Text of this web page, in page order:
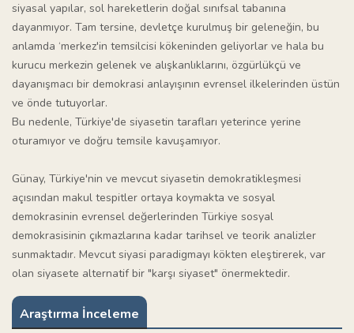
siyasal yapılar, sol hareketlerin doğal sınıfsal tabanına
dayanmıyor. Tam tersine, devletçe kurulmuş bir geleneğin, bu
anlamda ‘merkez'in temsilcisi kökeninden geliyorlar ve hala bu
kurucu merkezin gelenek ve alışkanlıklarını, özgürlükçü ve
dayanışmacı bir demokrasi anlayışının evrensel ilkelerinden üstün
ve önde tutuyorlar.
Bu nedenle, Türkiye'de siyasetin tarafları yeterince yerine
oturamıyor ve doğru temsile kavuşamıyor.
Günay, Türkiye'nin ve mevcut siyasetin demokratikleşmesi
açısından makul tespitler ortaya koymakta ve sosyal
demokrasinin evrensel değerlerinden Türkiye sosyal
demokrasisinin çıkmazlarına kadar tarihsel ve teorik analizler
sunmaktadır. Mevcut siyasi paradigmayı kökten eleştirerek, var
olan siyasete alternatif bir "karşı siyaset" önermektedir.
Araştırma İnceleme